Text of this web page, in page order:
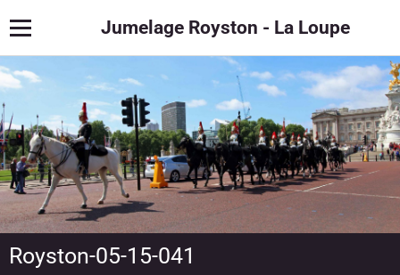
Jumelage Royston - La Loupe
Royston-05-15-041